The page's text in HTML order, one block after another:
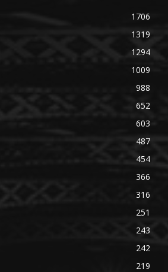
1706
1319
1294
1009
988
652
603
487
454
366
316
251
243
242
219